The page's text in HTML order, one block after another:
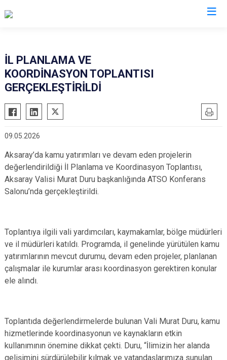
İL PLANLAMA VE
KOORDİNASYON TOPLANTISI
GERÇEKLEŞTİRİLDİ
09.05.2026
Aksaray’da kamu yatırımları ve devam eden projelerin
değerlendirildiği İl Planlama ve Koordinasyon Toplantısı,
Aksaray Valisi Murat Duru başkanlığında ATSO Konferans
Salonu’nda gerçekleştirildi.
Toplantıya ilgili vali yardımcıları, kaymakamlar, bölge müdürleri
ve il müdürleri katıldı. Programda, il genelinde yürütülen kamu
yatırımlarının mevcut durumu, devam eden projeler, planlanan
çalışmalar ile kurumlar arası koordinasyon gerektiren konular
ele alındı.
Toplantıda değerlendirmelerde bulunan Vali Murat Duru, kamu
hizmetlerinde koordinasyonun ve kaynakların etkin
kullanımının önemine dikkat çekti. Duru, “İlimizin her alanda
gelişimini sürdürülebilir kılmak ve vatandaşlarımıza sunulan